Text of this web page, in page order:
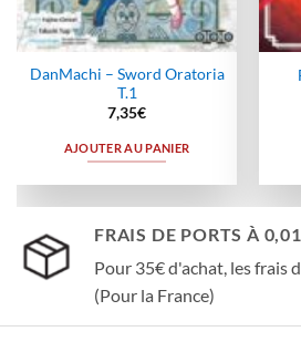
DanMachi – Sword Oratoria
T.1
7,35€
AJOUTER AU PANIER
FRAIS DE PORTS À
Pour 35€ d'achat, les frais
(Pour la France)